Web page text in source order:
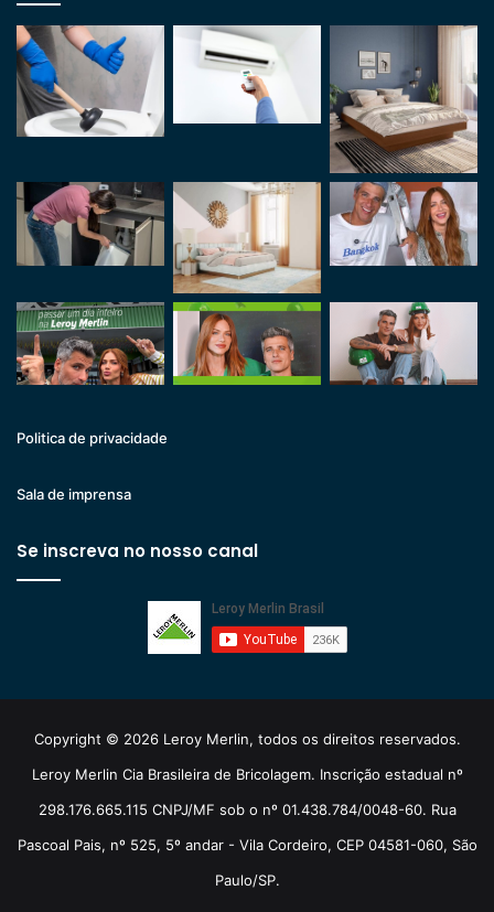
Politica de privacidade
Sala de imprensa
Se inscreva no nosso canal
Copyright © 2026 Leroy Merlin, todos os direitos reservados.
Leroy Merlin Cia Brasileira de Bricolagem. Inscrição estadual nº
298.176.665.115 CNPJ/MF sob o nº 01.438.784/0048-60. Rua
Pascoal Pais, nº 525, 5º andar - Vila Cordeiro, CEP 04581-060, São
Paulo/SP.